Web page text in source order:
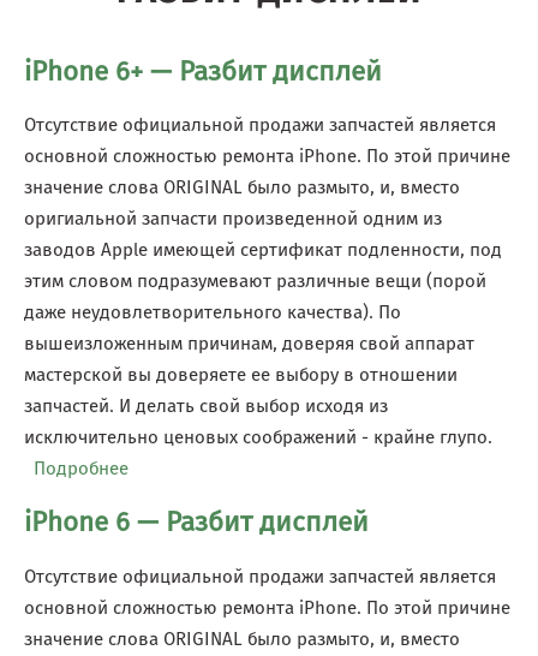
iPhone 6+ — Разбит дисплей
Отсутствие официальной продажи запчастей является
основной сложностью ремонта iPhone. По этой причине
значение слова ORIGINAL было размыто, и, вместо
оригиальной запчасти произведенной одним из
заводов Apple имеющей сертификат подленности, под
этим словом подразумевают различные вещи (порой
даже неудовлетворительного качества). По
вышеизложенным причинам, доверяя свой аппарат
мастерской вы доверяете ее выбору в отношении
запчастей. И делать свой выбор исходя из
исключительно ценовых соображений - крайне глупо.
Подробнеео iPhone 6+ — Разбит дисплей
iPhone 6 — Разбит дисплей
Отсутствие официальной продажи запчастей является
основной сложностью ремонта iPhone. По этой причине
значение слова ORIGINAL было размыто, и, вместо